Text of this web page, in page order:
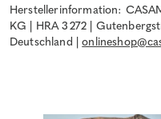
Herstellerinformation:
KG | HRA 3272 |
Deutschland |